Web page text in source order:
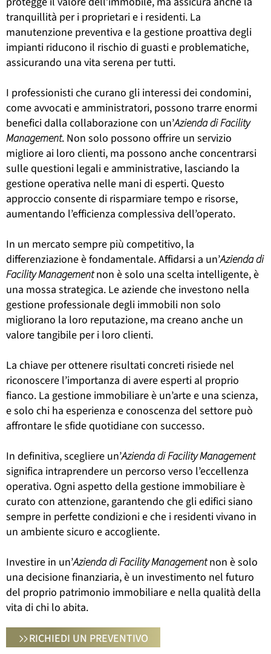
tranquillità per i proprietari e i residenti. La
manutenzione preventiva e la gestione proattiva degli
impianti riducono il rischio di guasti e problematiche,
assicurando una vita serena per tutti.
I professionisti che curano gli interessi dei condomini,
come avvocati e amministratori, possono trarre enormi
benefici dalla collaborazione con un’Azienda di Facility
Management. Non solo possono offrire un servizio
migliore ai loro clienti, ma possono anche concentrarsi
sulle questioni legali e amministrative, lasciando la
gestione operativa nelle mani di esperti. Questo
approccio consente di risparmiare tempo e risorse,
aumentando l’efficienza complessiva dell’operato.
In un mercato sempre più competitivo, la
differenziazione è fondamentale. Affidarsi a un’Azienda di
Facility Managementnon è solo una scelta intelligente, è
una mossa strategica. Le aziende che investono nella
gestione professionale degli immobili non solo
migliorano la loro reputazione, ma creano anche un
valore tangibile per i loro clienti.
La chiave per ottenere risultati concreti risiede nel
riconoscere l’importanza di avere esperti al proprio
fianco. La gestione immobiliare è un’arte e una scienza,
e solo chi ha esperienza e conoscenza del settore può
affrontare le sfide quotidiane con successo.
In definitiva, scegliere un’Azienda di Facility Management
significa intraprendere un percorso verso l’eccellenza
operativa. Ogni aspetto della gestione immobiliare è
curato con attenzione, garantendo che gli edifici siano
sempre in perfette condizioni e che i residenti vivano in
un ambiente sicuro e accogliente.
Investire in un’Azienda di Facility Managementnon è solo
una decisione finanziaria, è un investimento nel futuro
del proprio patrimonio immobiliare e nella qualità della
vita di chi lo abita.
RICHIEDI UN PREVENTIVO